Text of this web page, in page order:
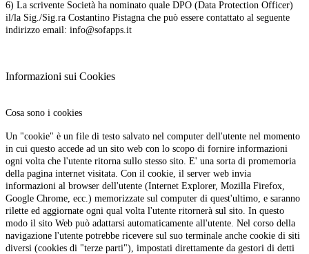
6) La scrivente Società ha nominato quale DPO (Data Protection Officer)
il/la Sig./Sig.ra Costantino Pistagna che può essere contattato al seguente
indirizzo email: info@sofapps.it
Informazioni sui Cookies
Cosa sono i cookies
Un "cookie" è un file di testo salvato nel computer dell'utente nel momento
in cui questo accede ad un sito web con lo scopo di fornire informazioni
ogni volta che l'utente ritorna sullo stesso sito. E' una sorta di promemoria
della pagina internet visitata. Con il cookie, il server web invia
informazioni al browser dell'utente (Internet Explorer, Mozilla Firefox,
Google Chrome, ecc.) memorizzate sul computer di quest'ultimo, e saranno
rilette ed aggiornate ogni qual volta l'utente ritornerà sul sito. In questo
modo il sito Web può adattarsi automaticamente all'utente. Nel corso della
navigazione l'utente potrebbe ricevere sul suo terminale anche cookie di siti
diversi (cookies di "terze parti"), impostati direttamente da gestori di detti